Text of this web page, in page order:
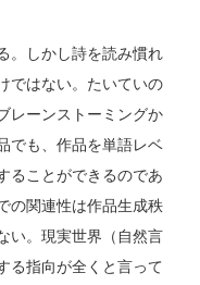
。しかし詩を読み慣れ
ではない。たいていの
レーンストーミングか
でも、作品を単語レベ
ることができるのであ
の関連性は作品生成秩
い。現実世界（自然言
る指向が全くと言って